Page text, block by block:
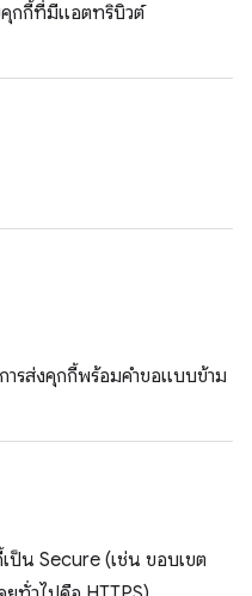
คุกกี้ที่มีแอตทริบิวต์
รส่งคุกกี้พร้อมคำขอแบบข้าม
ป็น Secure (เช่น ขอบเขต